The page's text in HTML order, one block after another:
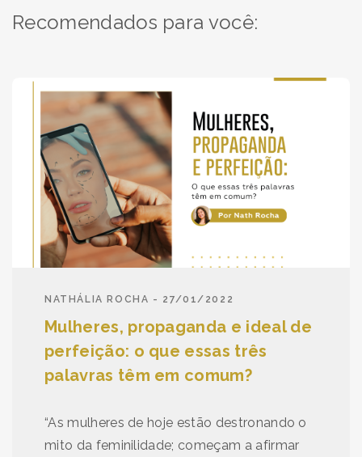
Recomendados para você:
NATHÁLIA ROCHA - 27/01/2022
Mulheres, propaganda e ideal de
perfeição: o que essas três
palavras têm em comum?
“As mulheres de hoje estão destronando o
mito da feminilidade; começam a afirmar